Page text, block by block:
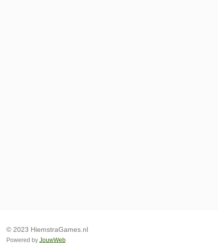
© 2023 HiemstraGames.nl
Powered by JouwWeb